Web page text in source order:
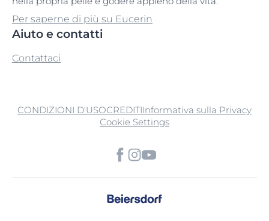
Per saperne di più su Eucerin
Aiuto e contatti
Contattaci
CONDIZIONI D'USOCREDITIInformativa sulla Privacy
Cookie Settings